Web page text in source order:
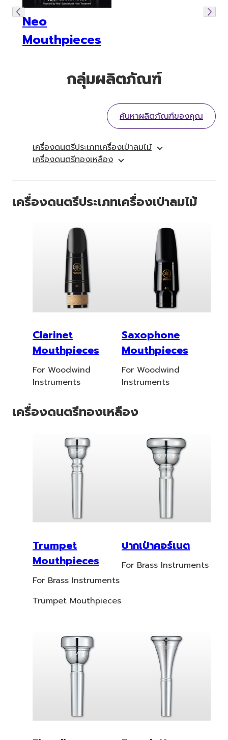
Neo
Mouthpieces
กลุ่มผลิตภัณฑ์
ค้นหาผลิตภัณฑ์ของคุณ
เครื่องดนตรีประเภทเครื่องเป่าลมไม้
เครื่องดนตรีทองเหลือง
เครื่องดนตรีประเภทเครื่องเป่าลมไม้
Clarinet
Mouthpieces
For Woodwind
Instruments
Saxophone
Mouthpieces
For Woodwind
Instruments
เครื่องดนตรีทองเหลือง
Trumpet
Mouthpieces
For Brass Instruments
Trumpet Mouthpieces
ปากเป่าคอร์เนต
For Brass Instruments